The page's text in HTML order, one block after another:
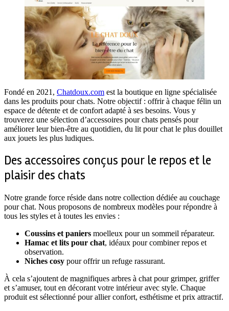
Fondé en 2021, Chatdoux.com est la boutique en ligne spécialisée
dans les produits pour chats. Notre objectif : offrir à chaque félin un
espace de détente et de confort adapté à ses besoins. Vous y
trouverez une sélection d’accessoires pour chats pensés pour
améliorer leur bien-être au quotidien, du lit pour chat le plus douillet
aux jouets les plus ludiques.
Des accessoires conçus pour le repos et le
plaisir des chats
Notre grande force réside dans notre collection dédiée au couchage
pour chat. Nous proposons de nombreux modèles pour répondre à
tous les styles et à toutes les envies :
Coussins et paniers moelleux pour un sommeil réparateur.
Hamac et lits pour chat, idéaux pour combiner repos et
observation.
Niches cosy pour offrir un refuge rassurant.
À cela s’ajoutent de magnifiques arbres à chat pour grimper, griffer
et s’amuser, tout en décorant votre intérieur avec style. Chaque
produit est sélectionné pour allier confort, esthétisme et prix attractif.